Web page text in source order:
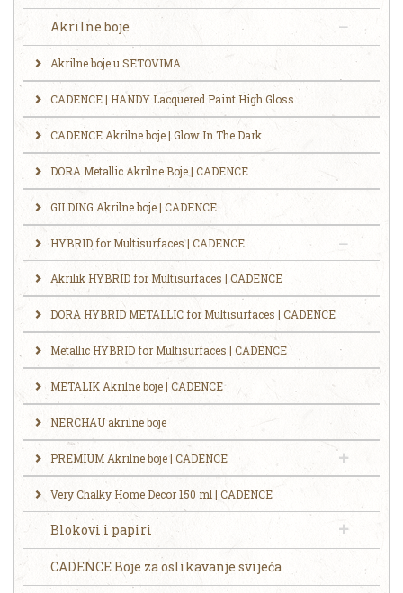
Akrilne boje
Akrilne boje u SETOVIMA
CADENCE | HANDY Lacquered Paint High Gloss
CADENCE Akrilne boje | Glow In The Dark
DORA Metallic Akrilne Boje | CADENCE
GILDING Akrilne boje | CADENCE
HYBRID for Multisurfaces | CADENCE
Akrilik HYBRID for Multisurfaces | CADENCE
DORA HYBRID METALLIC for Multisurfaces | CADENCE
Metallic HYBRID for Multisurfaces | CADENCE
METALIK Akrilne boje | CADENCE
NERCHAU akrilne boje
PREMIUM Akrilne boje | CADENCE
Very Chalky Home Decor 150 ml | CADENCE
Blokovi i papiri
CADENCE Boje za oslikavanje svijeća